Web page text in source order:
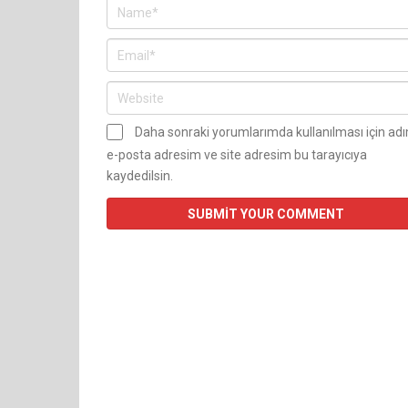
Daha sonraki yorumlarımda kullanılması için
e-posta adresim ve site adresim bu tarayıcıya
kaydedilsin.